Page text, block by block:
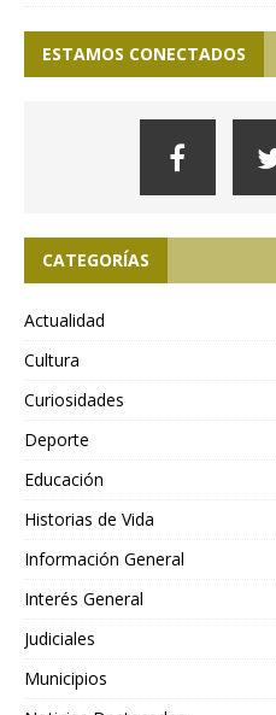
ESTAMOS CONECTADOS
CATEGORÍAS
Actualidad
Cultura
Curiosidades
Deporte
Educación
Historias de Vida
Información General
Interés General
Judiciales
Municipios